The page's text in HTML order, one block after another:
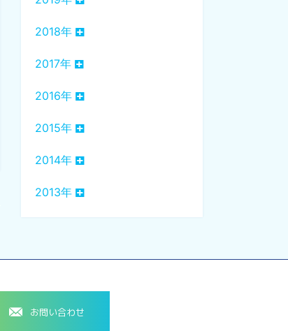
2018年
2017年
2016年
2015年
2014年
2013年
お問い合わせ